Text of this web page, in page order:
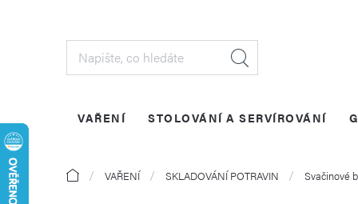
VAŘENÍ STOLOVÁNÍ A SERVÍROVÁNÍ
DomůVAŘENÍ SKLADOVÁNÍ POTRAVIN Svačinové